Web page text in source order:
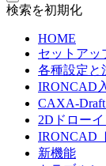
検索を初期化
HOME
セットアッ
各種設定と
IRONCAD
CAXA-
2Dドロー
IRONCAD
新機能